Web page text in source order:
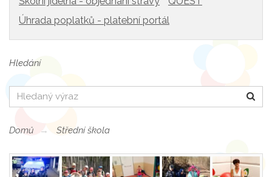
Úhrada poplatků - platební portál
Hledání
Hledat
Domů Střední škola